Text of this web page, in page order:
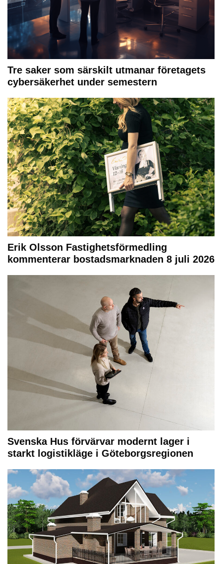
Tre saker som särskilt utmanar företagets
cybersäkerhet under semestern
Erik Olsson Fastighetsförmedling
kommenterar bostadsmarknaden 8 juli 2026
Svenska Hus förvärvar modernt lager i
starkt logistikläge i Göteborgsregionen